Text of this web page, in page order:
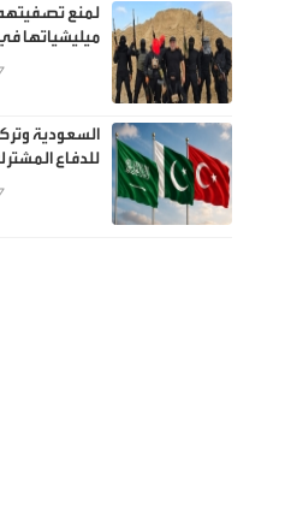
لمنع
ميليشياتها
السعودية
للدفاع